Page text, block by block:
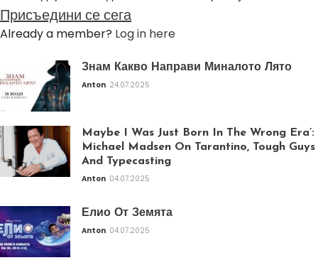
Присъедини се сега
Already a member? Log in here
Знам Какво Направи Миналото Лято
Anton 24.07.2025
Maybe I Was Just Born In The Wrong Era’:
Michael Madsen On Tarantino, Tough Guys
And Typecasting
Anton 04.07.2025
Елио От Земята
Anton 04.07.2025